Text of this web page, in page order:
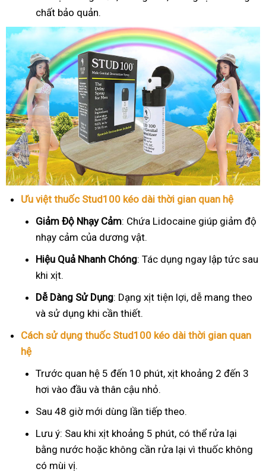
chất bảo quản.
Ưu việt thuốc Stud100 kéo dài thời gian quan hệ
Giảm Độ Nhạy Cảm: Chứa Lidocaine giúp giảm độ
nhạy cảm của dương vật.
Hiệu Quả Nhanh Chóng: Tác dụng ngay lập tức sau
khi xịt.
Dễ Dàng Sử Dụng: Dạng xịt tiện lợi, dễ mang theo
và sử dụng khi cần thiết.
Cách sử dụng thuốc Stud100 kéo dài thời gian quan
hệ
Trước quan hệ 5 đến 10 phút, xịt khoảng 2 đến 3
hơi vào đầu và thân cậu nhỏ.
Sau 48 giờ mới dùng lần tiếp theo.
Lưu ý: Sau khi xịt khoảng 5 phút, có thể rửa lại
bằng nước hoặc không cần rửa lại vì thuốc không
có mùi vị.